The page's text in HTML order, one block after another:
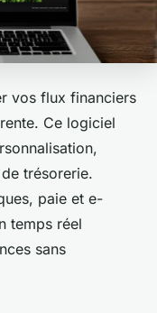
vos flux financiers
Ce logiciel
trésorerie.
paie et e-
temps réel
sans